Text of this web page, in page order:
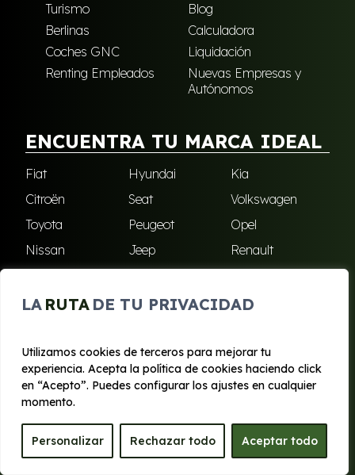
LA RUTA DE TU PRIVACIDAD
Utilizamos cookies de terceros para mejorar tu
experiencia. Acepta la política de cookies haciendo click
en “Acepto”. Puedes configurar los ajustes en cualquier
momento.
Personalizar Rechazar todo Aceptar todo
Turismo
Blog
Berlinas
Calculadora
Coches GNC
Liquidación
Renting Empleados
Nuevas Empresas y
Autónomos
ENCUENTRA TU MARCA IDEAL
Fiat Hyundai
Kia
Citroën
Seat
Volkswagen
Toyota
Peugeot
Opel
Nissan
Jeep
Renault
BMW
Dacia
Mazda
ENCUÉNTRANOS
Puebla de Soto
San Javier
Sangonera Verde
Santa Cruz